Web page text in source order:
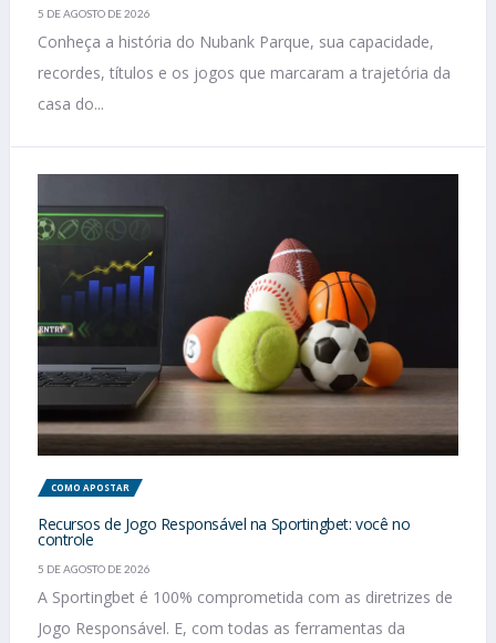
5 DE AGOSTO DE 2026
Conheça a história do Nubank Parque, sua capacidade,
recordes, títulos e os jogos que marcaram a trajetória da
casa do...
COMO APOSTAR
Recursos de Jogo Responsável na Sportingbet: você no
controle
5 DE AGOSTO DE 2026
A Sportingbet é 100% comprometida com as diretrizes de
Jogo Responsável. E, com todas as ferramentas da